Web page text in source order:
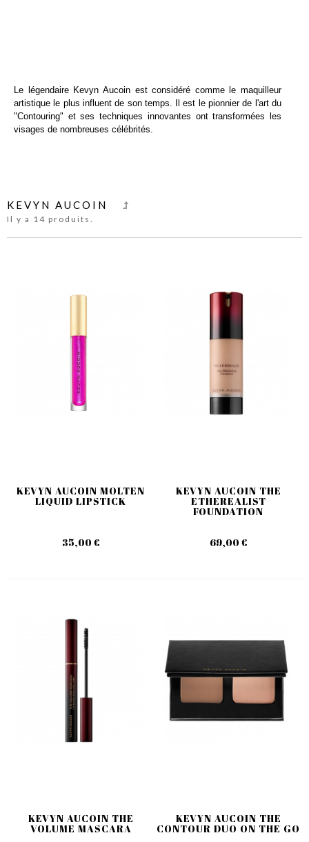
Le légendaire Kevyn Aucoin est considéré comme le maquilleur
artistique le plus influent de son temps. Il est le pionnier de l'art du
"Contouring" et ses techniques innovantes ont transformées les
visages de nombreuses célébrités.
KEVYN AUCOIN
Il y a 14 produits.
KEVYN AUCOIN MOLTEN
LIQUID LIPSTICK
35,00 €
KEVYN AUCOIN THE
ETHEREALIST
FOUNDATION
69,00 €
KEVYN AUCOIN THE
VOLUME MASCARA
KEVYN AUCOIN THE
CONTOUR DUO ON THE GO